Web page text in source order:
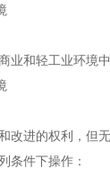
业和轻工业环境
改进的权利，但
件下操作：